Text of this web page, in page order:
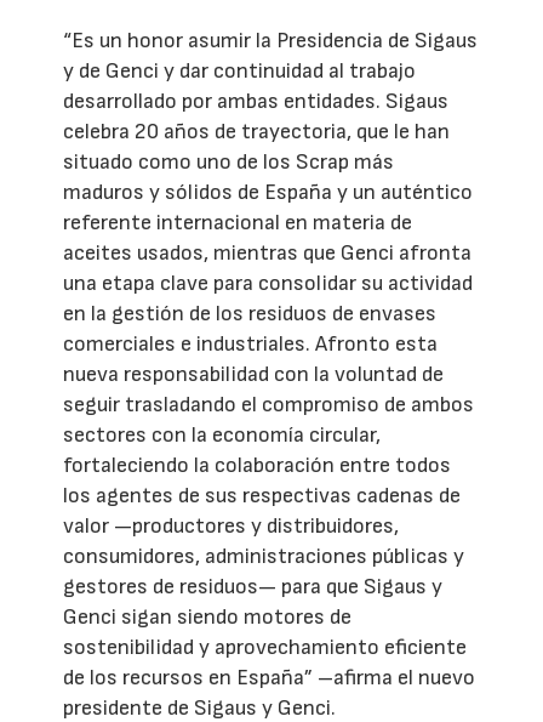
“Es un honor asumir la Presidencia de Sigaus
y de Genci y dar continuidad al trabajo
desarrollado por ambas entidades. Sigaus
celebra 20 años de trayectoria, que le han
situado como uno de los Scrap más
maduros y sólidos de España y un auténtico
referente internacional en materia de
aceites usados, mientras que Genci afronta
una etapa clave para consolidar su actividad
en la gestión de los residuos de envases
comerciales e industriales. Afronto esta
nueva responsabilidad con la voluntad de
seguir trasladando el compromiso de ambos
sectores con la economía circular,
fortaleciendo la colaboración entre todos
los agentes de sus respectivas cadenas de
valor —productores y distribuidores,
consumidores, administraciones públicas y
gestores de residuos— para que Sigaus y
Genci sigan siendo motores de
sostenibilidad y aprovechamiento eficiente
de los recursos en España” –afirma el nuevo
presidente de Sigaus y Genci.